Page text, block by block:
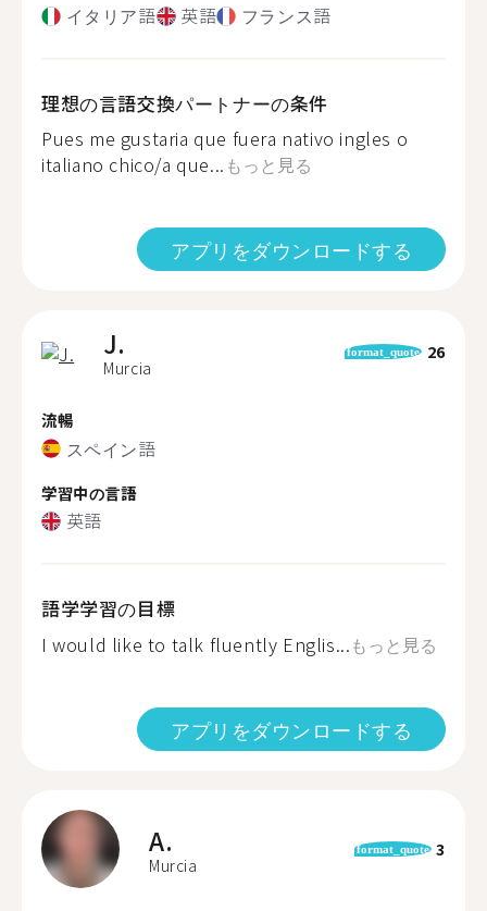
イタリア語 英語 フランス語
理想の言語交換パートナーの条件
Pues me gustaria que fuera nativo ingles o
italiano chico/a que... もっと見る
アプリをダウンロードする
J.
Murcia
format_quote 26
流暢
スペイン語
学習中の言語
英語
語学学習の目標
I would like to talk fluently Englis...もっと見る
アプリをダウンロードする
A.
Murcia
format_quote 3